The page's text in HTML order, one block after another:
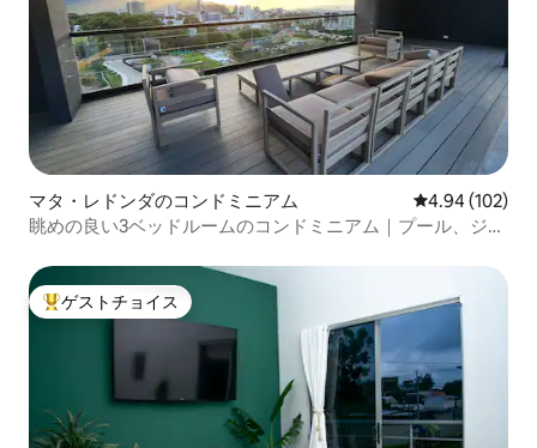
マタ・レドンダのコンドミニアム レビュー102
4.94 (102)
眺めの良い3ベッドルームのコンドミニアム｜プール、ジ
大好評のゲストチョイスです。
ゲストチョイス